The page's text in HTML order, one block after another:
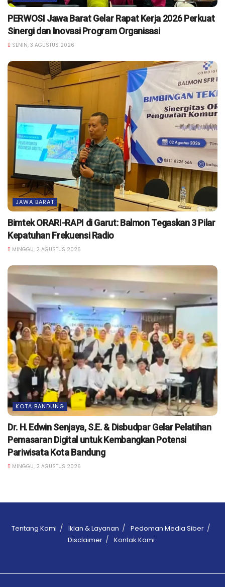
PERWOSI Jawa Barat Gelar Rapat Kerja 2026 Perkuat
Sinergi dan Inovasi Program Organisasi
SENIN, 3 AGUSTUS 2026
JAWA BARAT
Bimtek ORARI-RAPI di Garut: Balmon Tegaskan 3 Pilar
Kepatuhan Frekuensi Radio
MINGGU, 2 AGUSTUS 2026
KOTA BANDUNG
Dr. H. Edwin Senjaya, S.E. & Disbudpar Gelar Pelatihan
Pemasaran Digital untuk Kembangkan Potensi
Pariwisata Kota Bandung
MINGGU, 2 AGUSTUS 2026
Tentang Kami Iklan & Layanan
Pedoman Media Siber
Disclaimer
Kontak Kami